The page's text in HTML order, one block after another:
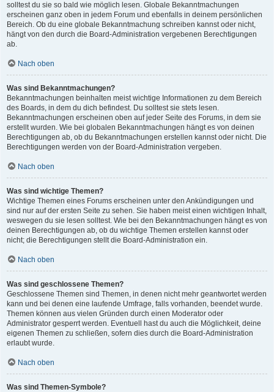
solltest du sie so bald wie möglich lesen. Globale Bekanntmachungen
erscheinen ganz oben in jedem Forum und ebenfalls in deinem persönlichen
Bereich. Ob du eine globale Bekanntmachung schreiben kannst oder nicht,
hängt von den durch die Board-Administration vergebenen Berechtigungen
ab.
Nach oben
Was sind Bekanntmachungen?
Bekanntmachungen beinhalten meist wichtige Informationen zu dem Bereich
des Boards, in dem du dich befindest. Du solltest sie stets lesen.
Bekanntmachungen erscheinen oben auf jeder Seite des Forums, in dem sie
erstellt wurden. Wie bei globalen Bekanntmachungen hängt es von deinen
Berechtigungen ab, ob du Bekanntmachungen erstellen kannst oder nicht. Die
Berechtigungen werden von der Board-Administration vergeben.
Nach oben
Was sind wichtige Themen?
Wichtige Themen eines Forums erscheinen unter den Ankündigungen und
sind nur auf der ersten Seite zu sehen. Sie haben meist einen wichtigen Inhalt,
weswegen du sie lesen solltest. Wie bei den Bekanntmachungen hängt es von
deinen Berechtigungen ab, ob du wichtige Themen erstellen kannst oder
nicht; die Berechtigungen stellt die Board-Administration ein.
Nach oben
Was sind geschlossene Themen?
Geschlossene Themen sind Themen, in denen nicht mehr geantwortet werden
kann und bei denen eine laufende Umfrage, falls vorhanden, beendet wurde.
Themen können aus vielen Gründen durch einen Moderator oder
Administrator gesperrt werden. Eventuell hast du auch die Möglichkeit, deine
eigenen Themen zu schließen, sofern dies durch die Board-Administration
erlaubt wurde.
Nach oben
Was sind Themen-Symbole?